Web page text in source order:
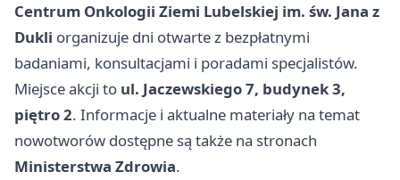
Centrum Onkologii Ziemi Lubelskiej im. św. Jana z
Dukli organizuje dni otwarte z bezpłatnymi
badaniami, konsultacjami i poradami specjalistów.
Miejsce akcji to ul. Jaczewskiego 7, budynek 3,
piętro 2. Informacje i aktualne materiały na temat
nowotworów dostępne są także na stronach
Ministerstwa Zdrowia.